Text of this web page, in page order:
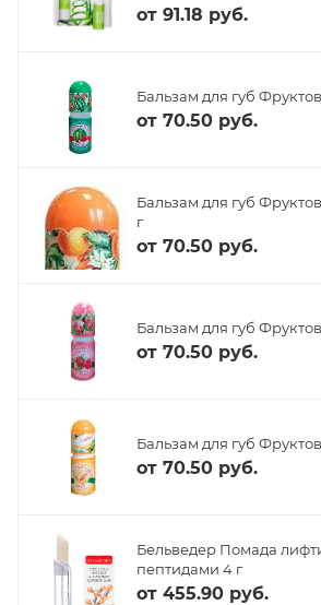
от 91.18 руб.
Бальзам для губ
от 70.50 руб.
Бальзам для губ
г
от 70.50 руб.
Бальзам для губ
от 70.50 руб.
Бальзам для губ
от 70.50 руб.
Бельведер Помада
пептидами 4 г
от 455.90 руб.